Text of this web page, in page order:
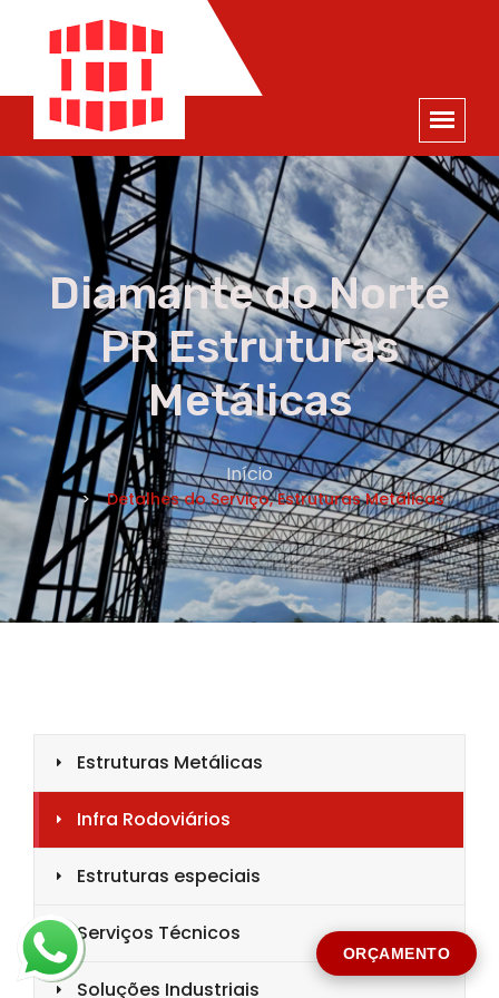
ORÇAMENTO
×
ORÇAMENTO
NOME *
E-MAIL *
TELEFONE *
CIDADE *
MENSAGEM *